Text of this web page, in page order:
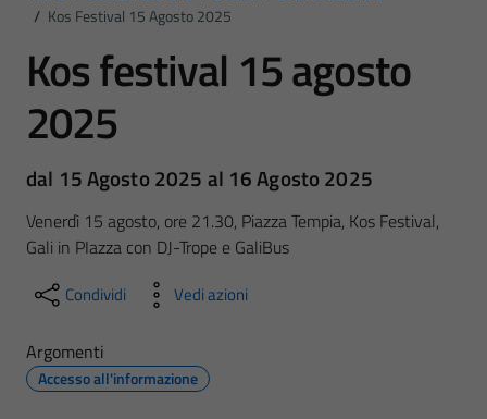
/ Kos Festival 15 Agosto 2025
Kos festival 15 agosto
2025
dal 15 Agosto 2025 al 16 Agosto 2025
Venerdì 15 agosto, ore 21.30, Piazza Tempia, Kos Festival,
Gali in PIazza con DJ-Trope e GaliBus
Condividi Vedi azioni
Argomenti
Accesso all'informazione